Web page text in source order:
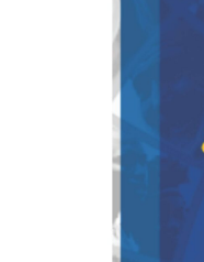
comunicación?
Análisis
artículo